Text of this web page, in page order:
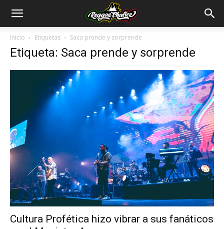
Inicio Etiquetas Saca prende y sorprende
Etiqueta: Saca prende y sorprende
Cultura Profética hizo vibrar a sus fanáticos